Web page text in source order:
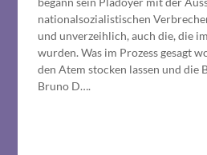
nationalsozialistischen
und unverzeihlich, auch die, die
wurden. Was im Prozess gesagt
den Atem stocken lassen und die
Bruno D….